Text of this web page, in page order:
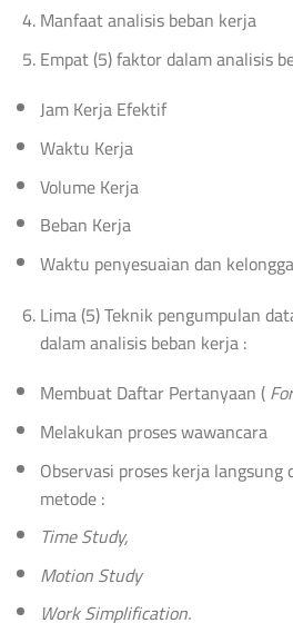
Manfaat analisis beban kerja
Empat (5) faktor dalam analisis
Jam Kerja Efektif
Waktu Kerja
Volume Kerja
Beban Kerja
Waktu penyesuaian dan
Lima (5) Teknik pengumpulan
dalam analisis beban kerja :
Membuat Daftar Pertanyaan (
Melakukan proses wawancara
Observasi proses kerja
metode :
Time Study,
Motion Study
Work Simplification.